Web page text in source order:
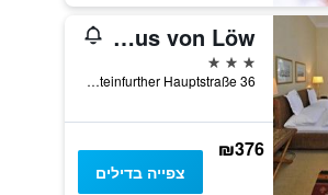
Herrenhaus von Löw
3 כוכבים
Steinfurther Hauptstraße 36, באד נאוהיים, הסן, גרמניה
₪376
צפייה בדילים